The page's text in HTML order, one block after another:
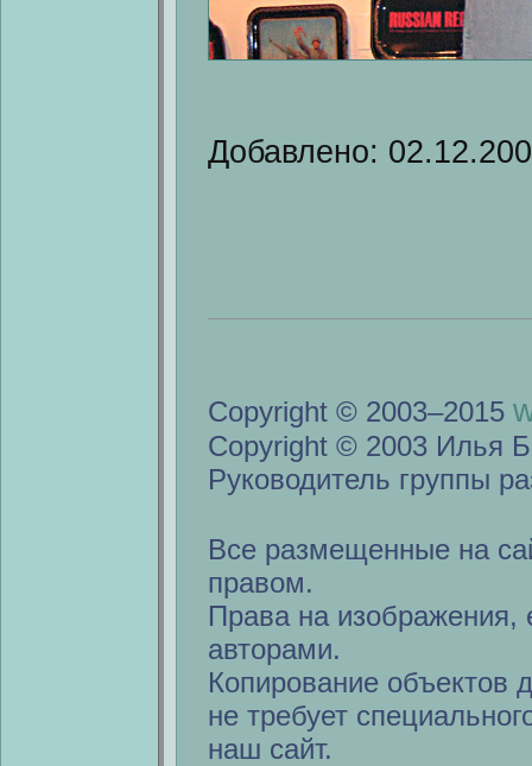
Добавлено:
Copyright © 2003–2015
Copyright © 2003 Илья
Руководитель группы
Все размещенные на
правом.
Права на изображения,
авторами.
Копирование объектов
не требует
наш сайт.